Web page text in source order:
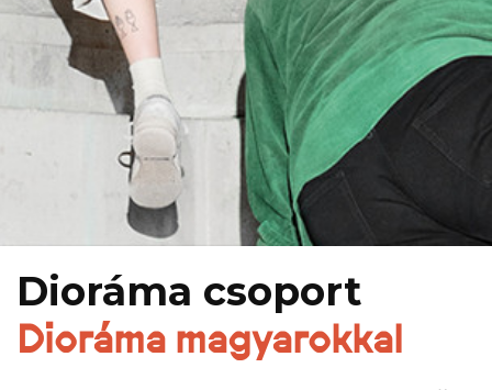
Dioráma csoport
Dioráma magyarokkal